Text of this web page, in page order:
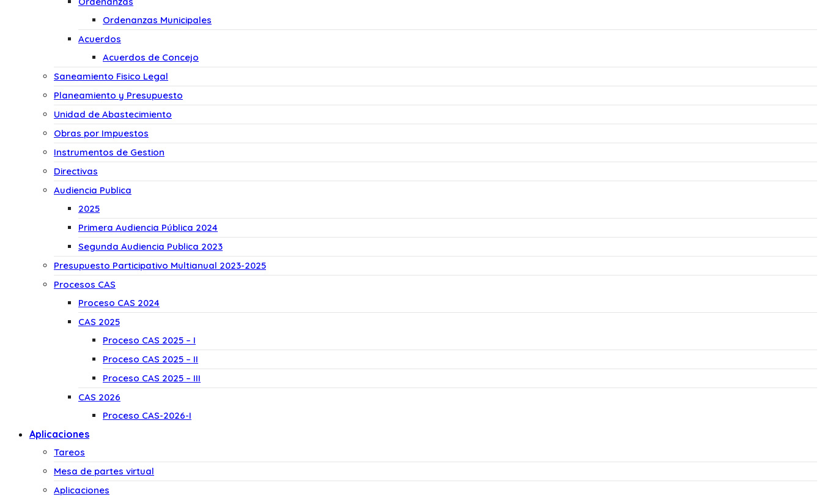
Ordenanzas Municipales
Acuerdos
Acuerdos de Concejo
Saneamiento Fisico Legal
Planeamiento y Presupuesto
Unidad de Abastecimiento
Obras por Impuestos
Instrumentos de Gestion
Directivas
Audiencia Publica
2025
Primera Audiencia Pública 2024
Segunda Audiencia Publica 2023
Presupuesto Participativo Multianual 2023-2025
Procesos CAS
Proceso CAS 2024
CAS 2025
Proceso CAS 2025 – I
Proceso CAS 2025 – II
Proceso CAS 2025 – III
CAS 2026
Proceso CAS-2026-I
Aplicaciones
Tareos
Mesa de partes virtual
Aplicaciones